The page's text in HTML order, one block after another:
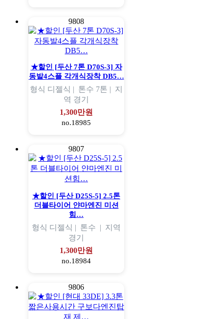
9808
★할인 [두산 7톤 D70S-3] 자
동발4스플 각개식장착 DB5…
형식 디젤식 | 톤수 7톤 | 지
역 경기
1,300만원
no.18985
9807
★할인 [두산 D25S-5] 2.5톤
더블타이어 얀마엔진 미션
힘…
형식 디젤식 | 톤수 | 지역
경기
1,300만원
no.18984
9806